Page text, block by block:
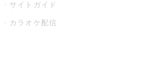
サイトガイド
カラオケ配信